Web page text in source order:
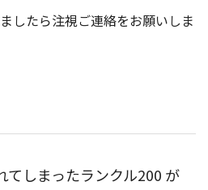
したら注視ご連絡をお願いしま
てしまったランクル200 が